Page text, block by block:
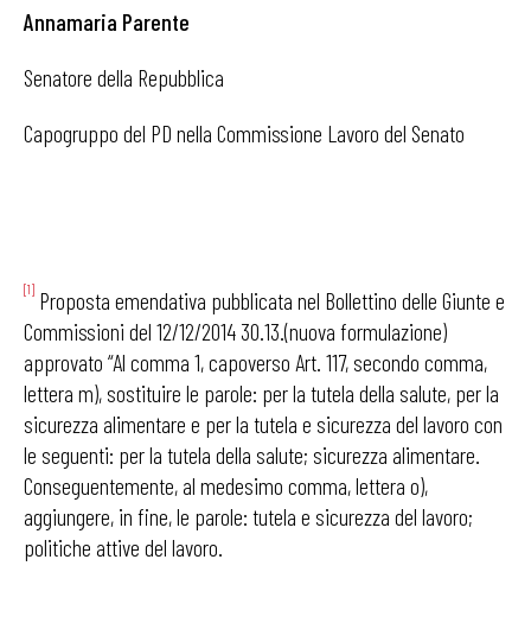
Annamaria Parente
Senatore della Repubblica
Capogruppo del PD nella Commissione Lavoro del Senato
[1] Proposta emendativa pubblicata nel Bollettino delle Giunte e
Commissioni del 12/12/2014 30.13.(nuova formulazione)
approvato “Al comma 1, capoverso Art. 117, secondo comma,
lettera m), sostituire le parole: per la tutela della salute, per la
sicurezza alimentare e per la tutela e sicurezza del lavoro con
le seguenti: per la tutela della salute; sicurezza alimentare.
Conseguentemente, al medesimo comma, lettera o),
aggiungere, in fine, le parole: tutela e sicurezza del lavoro;
politiche attive del lavoro.